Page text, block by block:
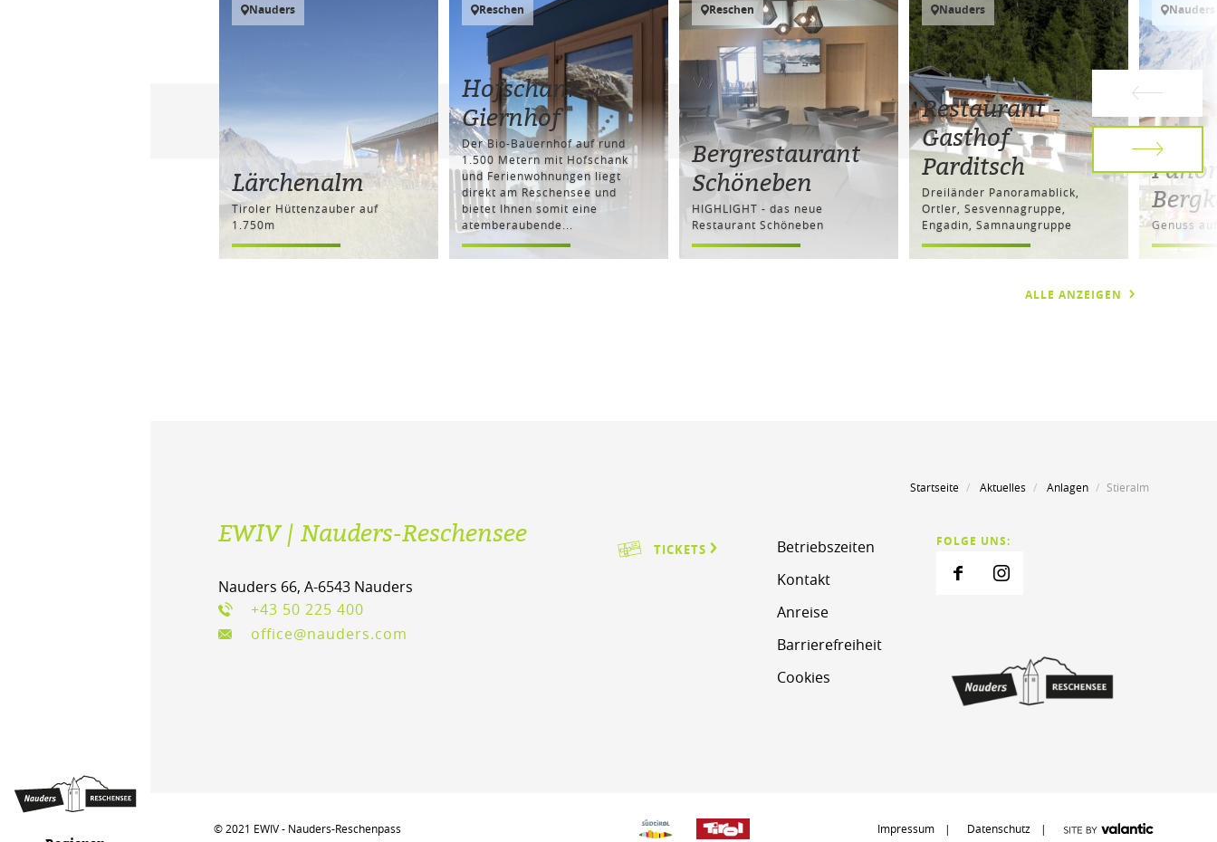
Nauders
Lärchenalm
Tiroler Hüttenzauber auf
1.750m
Reschen
Hofschank
Giernhof
Der Bio-Bauernhof auf rund
1.500 Metern mit Hofschank
und Ferienwohnungen liegt
direkt am Reschensee und
bietet Ihnen somit eine
atemberaubende...
Reschen
Bergrestaurant
Schöneben
HIGHLIGHT - das neue
Restaurant Schöneben
Nauders
Restaurant -
Gasthof
Parditsch
Dreiländer Panoramablick,
Ortler, Sesvennagruppe,
Engadin, Samnaungruppe
Nauders
Genuss
ALLE ANZEIGEN
Startseite Aktuelles Anlagen Stieralm
EWIV | Nauders-Reschensee
Nauders 66, A-6543 Nauders
+43 50 225 400
office@nauders.com
TICKETS
Betriebszeiten
Kontakt
Anreise
Barrierefreiheit
Cookies
FOLGE UNS:
© 2021 EWIV - Nauders-Reschenpass Impressum Datenschutz